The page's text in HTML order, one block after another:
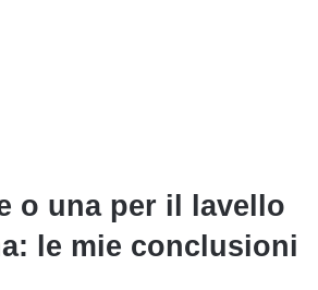
o una per il lavello
le mie conclusioni